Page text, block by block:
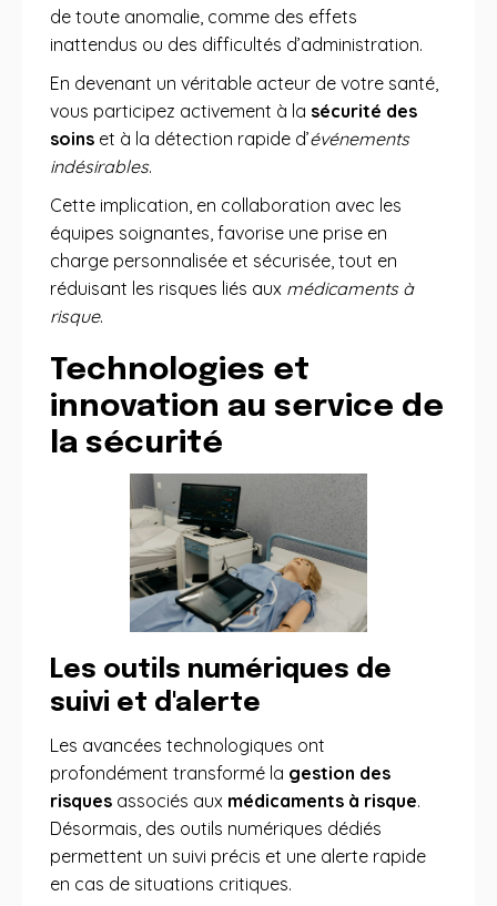
de toute anomalie, comme des effets
inattendus ou des difficultés d’administration.
En devenant un véritable acteur de votre santé,
vous participez activement à la sécurité des
soins et à la détection rapide d’événements
indésirables.
Cette implication, en collaboration avec les
équipes soignantes, favorise une prise en
charge personnalisée et sécurisée, tout en
réduisant les risques liés aux médicaments à
risque.
Technologies et
innovation au service de
la sécurité
Les outils numériques de
suivi et d'alerte
Les avancées technologiques ont
profondément transformé la gestion des
risques associés aux médicaments à risque.
Désormais, des outils numériques dédiés
permettent un suivi précis et une alerte rapide
en cas de situations critiques.